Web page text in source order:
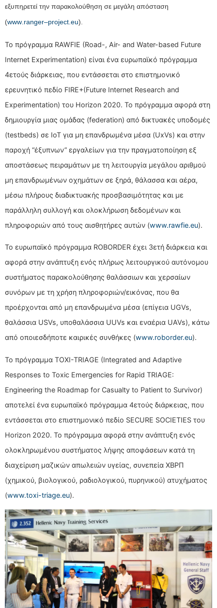
εξυπηρετεί την παρακολούθηση σε μεγάλη απόσταση
(www.ranger–project.eu).
Το πρόγραμμα RAWFIE (Road-, Air- and Water-based Future
Internet Experimentation) είναι ένα ευρωπαϊκό πρόγραμμα
4ετούς διάρκειας, που εντάσσεται στο επιστημονικό
ερευνητικό πεδίο FIRE+(Future Internet Research and
Experimentation) του Horizon 2020. Το πρόγραμμα αφορά στη
δημιουργία μιας ομάδας (federation) από δικτυακές υποδομές
(testbeds) σε ΙοΤ για μη επανδρωμένα μέσα (UxVs) και στην
παροχή “έξυπνων” εργαλείων για την πραγματοποίηση εξ
αποστάσεως πειραμάτων με τη λειτουργία μεγάλου αριθμού
μη επανδρωμένων οχημάτων σε ξηρά, θάλασσα και αέρα,
μέσω πλήρους διαδικτυακής προσβασιμότητας και με
παράλληλη συλλογή και ολοκλήρωση δεδομένων και
πληροφοριών από τους αισθητήρες αυτών (www.rawfie.eu).
Το ευρωπαϊκό πρόγραμμα ROBORDER έχει 3ετή διάρκεια και
αφορά στην ανάπτυξη ενός πλήρως λειτουργικού αυτόνομου
συστήματος παρακολούθησης θαλάσσιων και χερσαίων
συνόρων με τη χρήση πληροφοριών/εικόνας, που θα
προέρχονται από μη επανδρωμένα μέσα (επίγεια UGVs,
θαλάσσια USVs, υποθαλάσσια UUVs και εναέρια UAVs), κάτω
από οποιεσδήποτε καιρικές συνθήκες (www.roborder.eu).
Το πρόγραμμα TOXI-TRIAGE (Integrated and Adaptive
Responses to Toxic Emergencies for Rapid TRIAGE:
Engineering the Roadmap for Casualty to Patient to Survivor)
αποτελεί ένα ευρωπαϊκό πρόγραμμα 4ετούς διάρκειας, που
εντάσσεται στο επιστημονικό πεδίο SECURE SOCIETIES του
Horizon 2020. Το πρόγραμμα αφορά στην ανάπτυξη ενός
ολοκληρωμένου συστήματος λήψης αποφάσεων κατά τη
διαχείριση μαζικών απωλειών υγείας, συνεπεία ΧΒΡΠ
(χημικού, βιολογικού, ραδιολογικού, πυρηνικού) ατυχήματος
(www.toxi-triage.eu).